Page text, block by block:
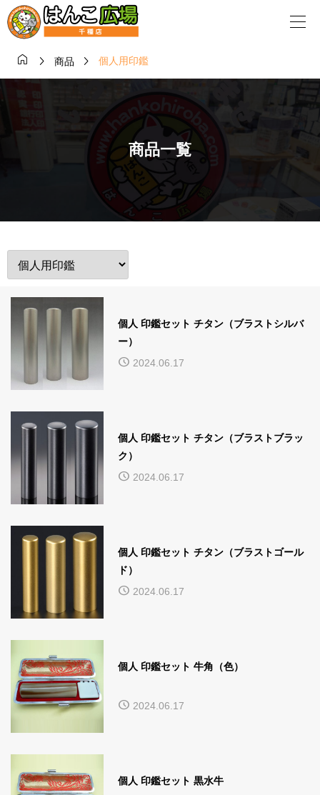
  商品  個人用印鑑
商品一覧
個人 印鑑セット チタン（ブラストシルバ
ー）
2024.06.17
個人 印鑑セット チタン（ブラストブラッ
ク）
2024.06.17
個人 印鑑セット チタン（ブラストゴール
ド）
2024.06.17
個人 印鑑セット 牛角（色）
2024.06.17
個人 印鑑セット 黒水牛